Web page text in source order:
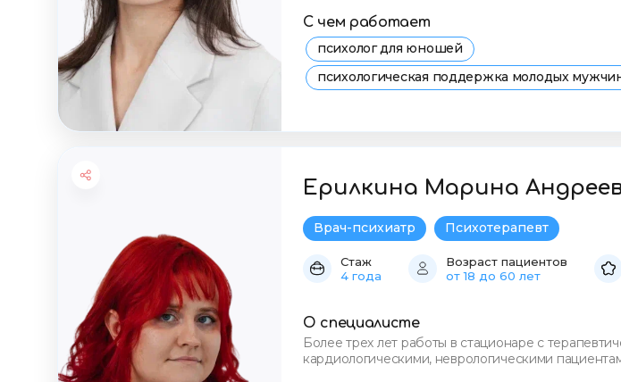
С чем работает
психолог для юношей
психологическая поддержка молодых
Ерилкина Марина
Врач-психиатр Психотерапевт
Стаж
4 года
Возраст пациентов
от 18 до 60 лет
О специалисте
Более трех лет работы в стационаре с
кардиологическими, неврологическими